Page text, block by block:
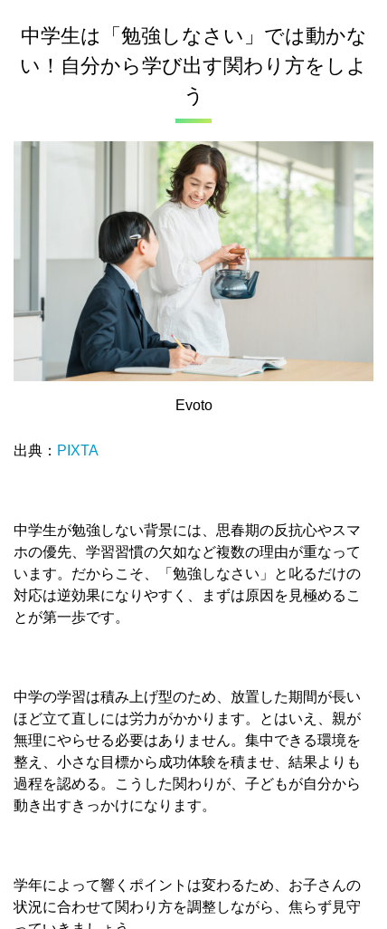
中学生は「勉強しなさい」では動かな
い！自分から学び出す関わり方をしよ
う
Evoto
出典： PIXTA
中学生が勉強しない背景には、思春期の反抗心やスマ
ホの優先、学習習慣の欠如など複数の理由が重なって
います。だからこそ、「勉強しなさい」と叱るだけの
対応は逆効果になりやすく、まずは原因を見極めるこ
とが第一歩です。
中学の学習は積み上げ型のため、放置した期間が長い
ほど立て直しには労力がかかります。とはいえ、親が
無理にやらせる必要はありません。集中できる環境を
整え、小さな目標から成功体験を積ませ、結果よりも
過程を認める。こうした関わりが、子どもが自分から
動き出すきっかけになります。
学年によって響くポイントは変わるため、お子さんの
状況に合わせて関わり方を調整しながら、焦らず見守